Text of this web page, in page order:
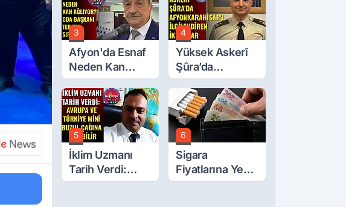
Çıktı… Hakediş
Nasıl Olacak?
3
Afyon'da Esnaf
Neden Kan
Ağlıyor? Oda
Başkanı Tek Tek
Sıraladı
4
Yüksek Askerî
Şûra’da
Afyonkarahisar'ı
İlgilendiren İki
Karar
5
İklim Uzmanı
Tarih Verdi:
Avrupa Ve
6
Sigara
Fiyatlarına Yeni
Zam!